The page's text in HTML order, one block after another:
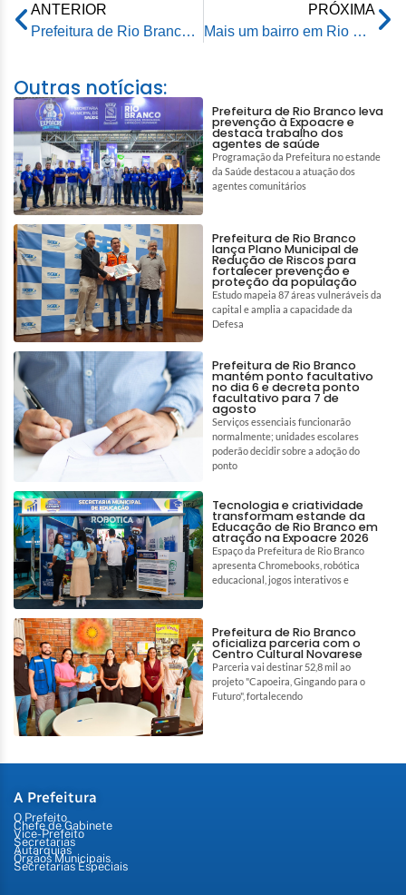
ANTERIOR
Prefeitura de Rio Branco faz conscientização sobre meio ambiente com a Escola de Educação Ambiental do Horto Florestal
PRÓXIMA
Mais um bairro em Rio Branco passará a receber água 24 horas
Outras notícias:
Prefeitura de Rio Branco leva
prevenção à Expoacre e
destaca trabalho dos
agentes de saúde
Programação da Prefeitura no estande
da Saúde destacou a atuação dos
agentes comunitários
Prefeitura de Rio Branco
lança Plano Municipal de
Redução de Riscos para
fortalecer prevenção e
proteção da população
Estudo mapeia 87 áreas vulneráveis da
capital e amplia a capacidade da
Defesa
Prefeitura de Rio Branco
mantém ponto facultativo
no dia 6 e decreta ponto
facultativo para 7 de
agosto
Serviços essenciais funcionarão
normalmente; unidades escolares
poderão decidir sobre a adoção do
ponto
Tecnologia e criatividade
transformam estande da
Educação de Rio Branco em
atração na Expoacre 2026
Espaço da Prefeitura de Rio Branco
apresenta Chromebooks, robótica
educacional, jogos interativos e
Prefeitura de Rio Branco
oficializa parceria com o
Centro Cultural Novarese
Parceria vai destinar 52,8 mil ao
projeto "Capoeira, Gingando para o
Futuro", fortalecendo
A Prefeitura
O Prefeito
Chefe de Gabinete
Vice-Prefeito
Secretarias
Autarquias
Órgãos Municipais
Secretarias Especiais